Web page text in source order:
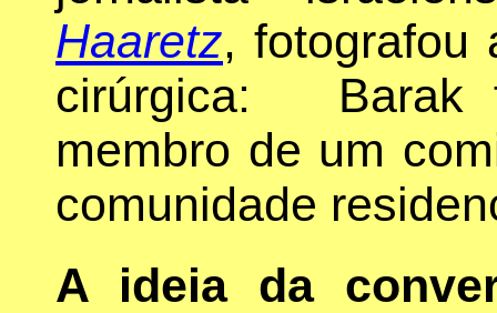
Haaretz, fotografou
cirúrgica: Barak
membro de um
comunidade
A ideia da